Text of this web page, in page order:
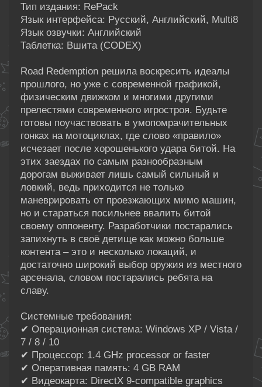
Тип издания: RePack
Язык интерфейса: Русский, Английский, Multi8
Язык озвучки: Английский
Таблетка: Вшита (CODEX)
Road Redemption решила воскресить идеалы
прошлого, но уже с современной графикой,
физическим движком и многими другими
прелестями современного игростроя. Будьте
готовы поучаствовать в умопомрачительных
гонках на мотоциклах, где слово «правило»
исчезает после хорошенького удара битой. На
этих заездах по самым разнообразным
дорогам выживает лишь самый сильный и
ловкий, ведь приходится не только
маневрировать от проезжающих мимо машин,
но и стараться посильнее ввалить битой
своему оппоненту. Разработчики постарались
запихнуть в своё детище как можно больше
контента – это и несколько локаций, и
достаточно широкий выбор оружия из местного
арсенала, словом постарались ребята на
славу.
Системные требования:
✔ Операционная система: Windows XP / Vista /
7 / 8 / 10
✔ Процессор: 1.4 GHz processor or faster
✔ Оперативная память: 4 GB RAM
✔ Видеокарта: DirectX 9-compatible graphics